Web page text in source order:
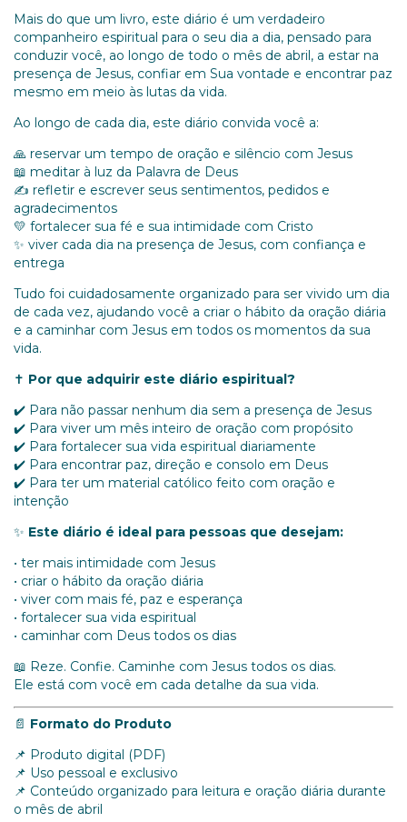
Mais do que um livro, este diário é um verdadeiro
companheiro espiritual para o seu dia a dia, pensado para
conduzir você, ao longo de todo o mês de abril, a estar na
presença de Jesus, confiar em Sua vontade e encontrar paz
mesmo em meio às lutas da vida.
Ao longo de cada dia, este diário convida você a:
🙏 reservar um tempo de oração e silêncio com Jesus
📖 meditar à luz da Palavra de Deus
✍️ refletir e escrever seus sentimentos, pedidos e
agradecimentos
💛 fortalecer sua fé e sua intimidade com Cristo
✨ viver cada dia na presença de Jesus, com confiança e
entrega
Tudo foi cuidadosamente organizado para ser vivido um dia
de cada vez, ajudando você a criar o hábito da oração diária
e a caminhar com Jesus em todos os momentos da sua
vida.
✝️ Por que adquirir este diário espiritual?
✔️ Para não passar nenhum dia sem a presença de Jesus
✔️ Para viver um mês inteiro de oração com propósito
✔️ Para fortalecer sua vida espiritual diariamente
✔️ Para encontrar paz, direção e consolo em Deus
✔️ Para ter um material católico feito com oração e
intenção
✨ Este diário é ideal para pessoas que desejam:
• ter mais intimidade com Jesus
• criar o hábito da oração diária
• viver com mais fé, paz e esperança
• fortalecer sua vida espiritual
• caminhar com Deus todos os dias
📖 Reze. Confie. Caminhe com Jesus todos os dias.
Ele está com você em cada detalhe da sua vida.
📄 Formato do Produto
📌 Produto digital (PDF)
📌 Uso pessoal e exclusivo
📌 Conteúdo organizado para leitura e oração diária durante
o mês de abril